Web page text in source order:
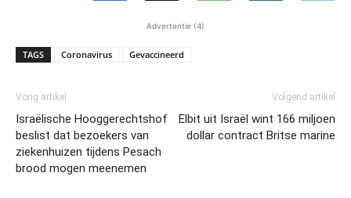
Advertentie (4)
TAGS Coronavirus Gevaccineerd
Vorig artikel
Israëlische Hooggerechtshof
beslist dat bezoekers van
ziekenhuizen tijdens Pesach
brood mogen meenemen
Volgend artikel
Elbit uit Israël wint 166 miljoen
dollar contract Britse marine